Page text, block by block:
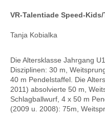
VR-Talentiade Speed-
Tanja Kobialka
Die Altersklasse Jahrgang
Disziplinen: 30 m,
40 m Pendelstaffel. Die
2011) absolvierte 50 m,
Schlagballwurf, 4 x 50 m
(2009 u. 2008): 75m,